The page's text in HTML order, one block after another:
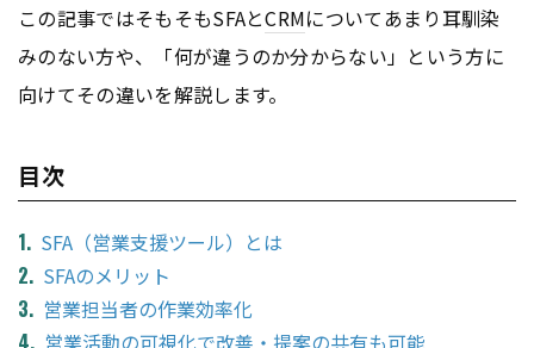
この記事ではそもそもSFAとCRMについてあまり耳馴染
みのない方や、「何が違うのか分からない」という方に
向けてその違いを解説します。
目次
SFA（営業支援ツール）とは
SFAのメリット
営業担当者の作業効率化
営業活動の可視化で改善・提案の共有も可能